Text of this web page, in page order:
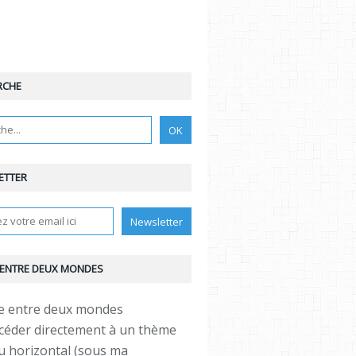
DEUX MONDES
directement à un thème
horizontal (sous ma